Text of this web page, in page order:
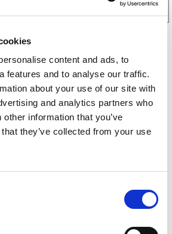
content and ads, to
features and to analyse our traffic.
about your use of our site with
and analytics partners who
information that you’ve
they’ve collected from your use
Åkland reservedeler